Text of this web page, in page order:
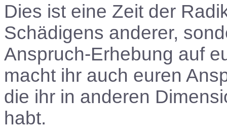
Dies ist eine Zeit der
Schädigens anderer,
Anspruch-Erhebung auf
macht ihr auch euren
die ihr in anderen
habt.